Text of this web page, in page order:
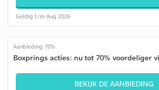
Geldig t/m Aug 2026
Aanbieding 70%
Boxprings acties: nu tot 70% voordeliger
BEKIJK DE AANBIEDING